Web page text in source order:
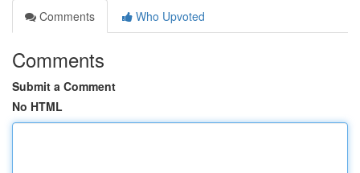
Comments
Who Upvoted
Comments
Submit a Comment
No HTML